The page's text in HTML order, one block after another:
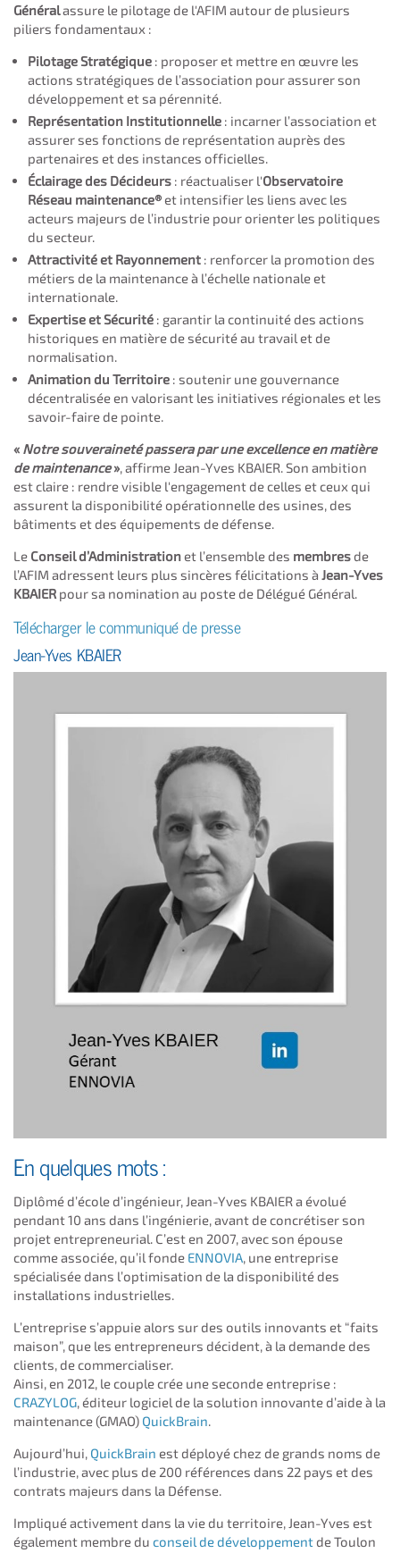
Général assure le pilotage de l'AFIM autour de plusieurs
piliers fondamentaux :
Pilotage Stratégique : proposer et mettre en œuvre les
actions stratégiques de l’association pour assurer son
développement et sa pérennité.
Représentation Institutionnelle : incarner l’association et
assurer ses fonctions de représentation auprès des
partenaires et des instances officielles.
Éclairage des Décideurs : réactualiser l'Observatoire
Réseau maintenance®et intensifier les liens avec les
acteurs majeurs de l’industrie pour orienter les politiques
du secteur.
Attractivité et Rayonnement : renforcer la promotion des
métiers de la maintenance à l’échelle nationale et
internationale.
Expertise et Sécurité : garantir la continuité des actions
historiques en matière de sécurité au travail et de
normalisation.
Animation du Territoire : soutenir une gouvernance
décentralisée en valorisant les initiatives régionales et les
savoir-faire de pointe.
​« Notre souveraineté passera par une excellence en matière
de maintenance» , affirme Jean-Yves KBAIER. Son ambition
est claire : rendre visible l'engagement de celles et ceux qui
assurent la disponibilité opérationnelle des usines, des
bâtiments et des équipements de défense.
Le Conseil d’Administrationet l’ensemble des membresde
l’AFIM adressent leurs plus sincères félicitations à Jean-Yves
KBAIER pour sa nomination au poste de Délégué Général.
Télécharger le communiqué de presse
Jean-Yves KBAIER
En quelques mots :
Diplômé d’école d’ingénieur, Jean-Yves KBAIER a évolué
pendant 10 ans dans l’ingénierie, avant de concrétiser son
projet entrepreneurial. C’est en 2007, avec son épouse
comme associée, qu’il fonde ENNOVIA, une entreprise
spécialisée dans l’optimisation de la disponibilité des
installations industrielles.
L’entreprise s’appuie alors sur des outils innovants et “faits
maison”, que les entrepreneurs décident, à la demande des
clients, de commercialiser.
Ainsi, en 2012, le couple crée une seconde entreprise :
CRAZYLOG, éditeur logiciel de la solution innovante d’aide à la
maintenance (GMAO) QuickBrain.
Aujourd’hui, QuickBrain est déployé chez de grands noms de
l’industrie, avec plus de 200 références dans 22 pays et des
contrats majeurs dans la Défense.
Impliqué activement dans la vie du territoire, Jean-Yves est
également membre du conseil de développementde Toulon